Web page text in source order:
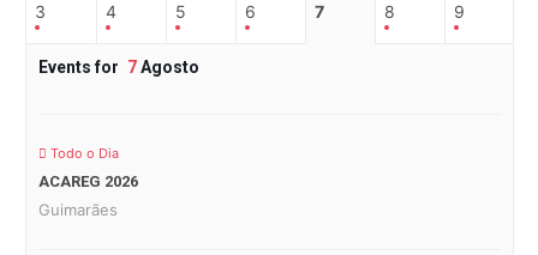
3 4 5 6 7 8 9
Events for 7Agosto
Todo o Dia
ACAREG 2026
Guimarães